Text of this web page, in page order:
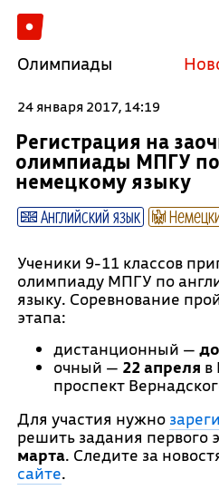
Олимпиады
24 января 2017, 14:19
Регистрация на
олимпиады МПГУ по
немецкому языку
Английский язык
Ученики 9-11 классов
олимпиаду МПГУ по
языку. Соревнование
этапа:
дистанционный —
очный — 22 апреля в
проспект
Для участия нужно
решить задания первого
марта. Следите за
сайте.